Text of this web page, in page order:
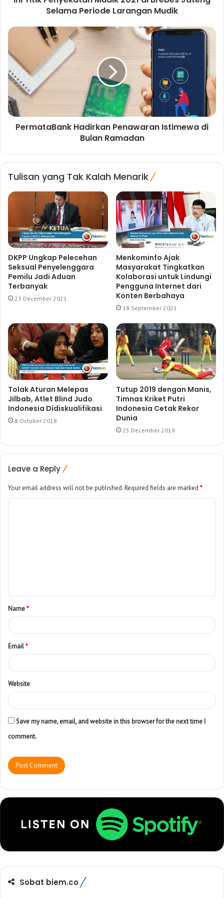
Selama Periode Larangan Mudik
PermataBank Hadirkan Penawaran Istimewa di
Bulan Ramadan
Tulisan yang Tak Kalah Menarik
DKPP Ungkap Pelecehan
Seksual Penyelenggara
Pemilu Jadi Aduan
Terbanyak
23 December 2021
Menkominfo Ajak
Masyarakat Tingkatkan
Kolaborasi untuk Lindungi
Pengguna Internet dari
Konten Berbahaya
18 September 2021
Tolak Aturan Melepas
Jilbab, Atlet Blind Judo
Indonesia Didiskualifikasi
8 October 2018
Tutup 2019 dengan Manis,
Timnas Kriket Putri
Indonesia Cetak Rekor
Dunia
25 December 2019
Leave a Reply
Your email address will not be published.Required fields are marked *
Name*
Email*
Website
Save my name, email, and website in this browser for the next time I
comment.
Sobat biem.co